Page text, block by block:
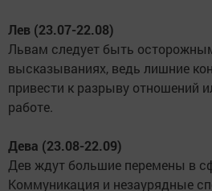
Лев (23.07-22.08)
Львам следует быть
высказываниях, ведь лишние
привести к разрыву отношений
работе.
Дева (23.08-22.09)
Дев ждут большие перемены в
Коммуникация и незаурядные